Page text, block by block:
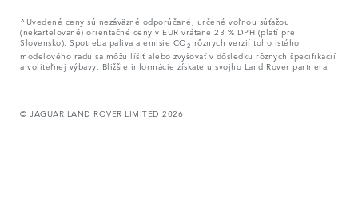
^Uvedené ceny sú nezáväzné odporúčané, určené voľnou súťažou
(nekartelované) orientačné ceny v EUR vrátane 23 % DPH (platí pre
Slovensko). Spotreba paliva a emisie CO2 rôznych verzií toho istého
modelového radu sa môžu líšiť alebo zvyšovať v dôsledku rôznych špecifikácií
a voliteľnej výbavy. Bližšie informácie získate u svojho Land Rover partnera.
© JAGUAR LAND ROVER LIMITED 2026